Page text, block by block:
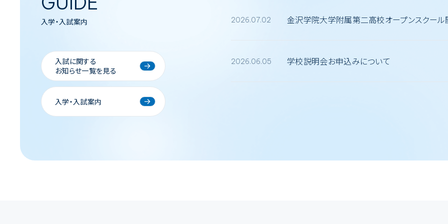
入学・入試案内
入試に関する
お知らせ一覧を見る
入学・入試案内
2026.07.02 金沢学院大学附属第二高校オープンスクール
2026.06.05 学校説明会お申込みについて